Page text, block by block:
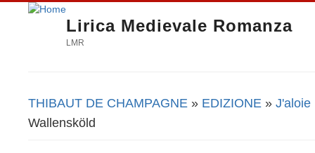
Lirica Medievale Romanza
LMR
Tu sei qui
THIBAUT DE CHAMPAGNE » EDIZIONE » J'aloie
Wallensköld